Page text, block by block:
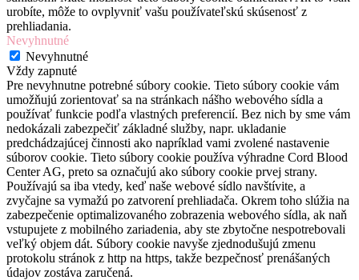
urobíte, môže to ovplyvniť vašu používateľskú skúsenosť z
prehliadania.
Nevyhnutné
Nevyhnutné
Vždy zapnuté
Pre nevyhnutne potrebné súbory cookie. Tieto súbory cookie vám
umožňujú zorientovať sa na stránkach nášho webového sídla a
používať funkcie podľa vlastných preferencií. Bez nich by sme vám
nedokázali zabezpečiť základné služby, napr. ukladanie
predchádzajúcej činnosti ako napríklad vami zvolené nastavenie
súborov cookie. Tieto súbory cookie používa výhradne Cord Blood
Center AG, preto sa označujú ako súbory cookie prvej strany.
Používajú sa iba vtedy, keď naše webové sídlo navštívite, a
zvyčajne sa vymažú po zatvorení prehliadača. Okrem toho slúžia na
zabezpečenie optimalizovaného zobrazenia webového sídla, ak naň
vstupujete z mobilného zariadenia, aby ste zbytočne nespotrebovali
veľký objem dát. Súbory cookie navyše zjednodušujú zmenu
protokolu stránok z http na https, takže bezpečnosť prenášaných
údajov zostáva zaručená.